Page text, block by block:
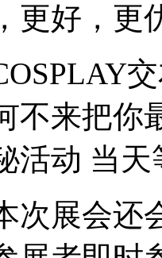
更好，更
交
不来把你
活动 当天
展会还会